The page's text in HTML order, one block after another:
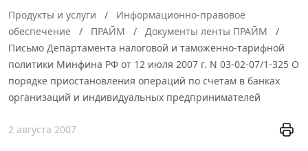
Продукты и услуги
Информационно-правовое
обеспечение
ПРАЙМ
Документы ленты ПРАЙМ
Письмо Департамента налоговой и таможенно-тарифной
политики Минфина РФ от 12 июля 2007 г. N 03-02-07/1-325 О
порядке приостановления операций по счетам в банках
организаций и индивидуальных предпринимателей
2 августа 2007